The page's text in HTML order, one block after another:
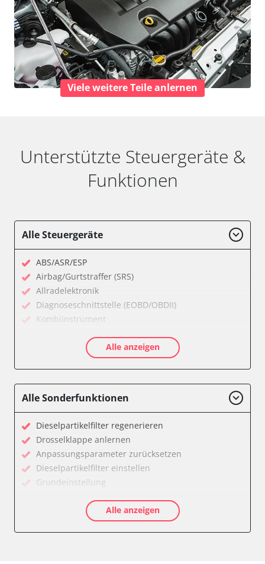
Viele weitere Teile anlernen
Unterstützte Steuergeräte &
Funktionen
Alle Steuergeräte
ABS/ASR/ESP
Airbag/Gurtstraffer (SRS)
Allradelektronik
Diagnoseschnittstelle (EOBD/OBDII)
Kombiinstrument
Servolenkung
und Konfiguration
Alle anzeigen
Alle Sonderfunktionen
Dieselpartikelfilter regenerieren
Drosselklappe anlernen
Anpassungsparameter zurücksetzen
Dieselpartikelfilter einstellen
Grundeinstellung
Injektor Adaptionswerte zurücksetzen
Injektoren einstellen
Alle anzeigen